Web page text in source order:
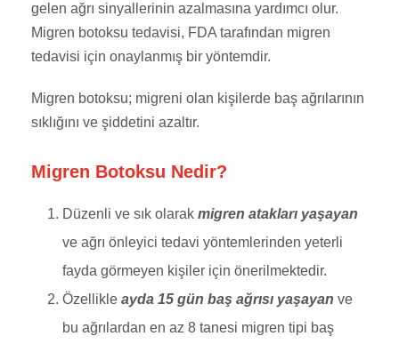
gelen ağrı sinyallerinin azalmasına yardımcı olur.
Migren botoksu tedavisi, FDA tarafından migren
tedavisi için onaylanmış bir yöntemdir.
Migren botoksu; migreni olan kişilerde baş ağrılarının
sıklığını ve şiddetini azaltır.
Migren Botoksu Nedir?
Düzenli ve sık olarak migren atakları yaşayan
ve ağrı önleyici tedavi yöntemlerinden yeterli
fayda görmeyen kişiler için önerilmektedir.
Özellikle ayda 15 gün baş ağrısı yaşayan ve
bu ağrılardan en az 8 tanesi migren tipi baş